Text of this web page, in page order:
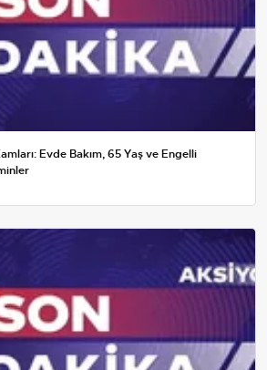
Evde Bakım, 65 Yaş ve Engelli